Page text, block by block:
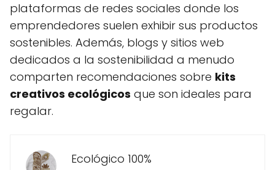
plataformas de redes sociales donde los
emprendedores suelen exhibir sus productos
sostenibles. Además, blogs y sitios web
dedicados a la sostenibilidad a menudo
comparten recomendaciones sobre kits
creativos ecológicos que son ideales para
regalar.
Ecológico 100%